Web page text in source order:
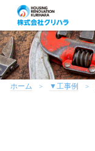
ホーム ▼工事例